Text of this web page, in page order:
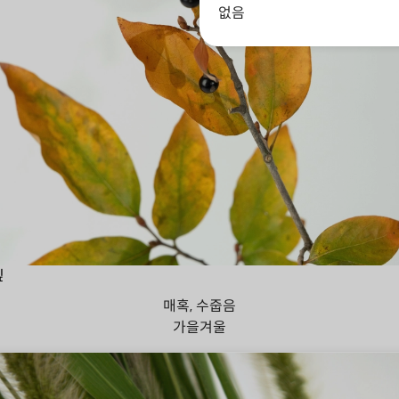
매혹, 수줍음
가을겨울
없음